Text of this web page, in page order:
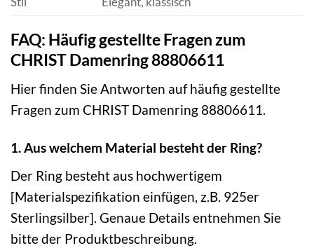
FAQ: Häufig gestellte Fragen zum
CHRIST Damenring 88806611
Hier finden Sie Antworten auf häufig gestellte
Fragen zum CHRIST Damenring 88806611.
1. Aus welchem Material besteht der Ring?
Der Ring besteht aus hochwertigem
[Materialspezifikation einfügen, z.B. 925er
Sterlingsilber]. Genaue Details entnehmen Sie
bitte der Produktbeschreibung.